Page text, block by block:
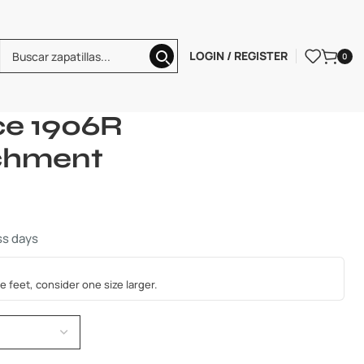
LOGIN / REGISTER 0
1906R
days
feet, consider one size larger.